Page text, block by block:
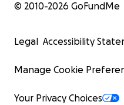
© 2010-2026 GoFundMe
Legal Accessibility
Manage Cookie
Your Privacy Choices